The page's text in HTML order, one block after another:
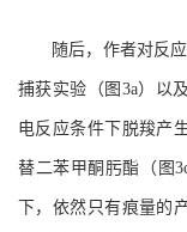
随后，作者对反
捕获实验（图 3a）以
电反应条件下脱羧产
替二苯甲酮肟酯（图3
下，依然只有痕量的